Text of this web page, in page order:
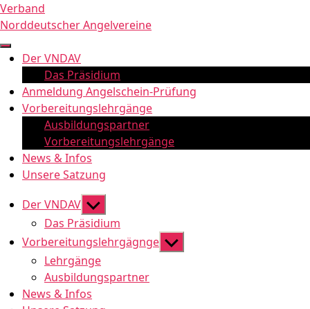
Zum
Inhalt
springen
Verband
Norddeutscher Angelvereine
Der VNDAV
Das Präsidium
Anmeldung Angelschein-Prüfung
Vorbereitungslehrgänge
Ausbildungspartner
Vorbereitungslehrgänge
News & Infos
Unsere Satzung
Der VNDAV Untermenü
anzeigen
Das Präsidium
Vorbereitungslehrgägnge Untermenü
Lehrgänge
Ausbildungspartner
News & Infos